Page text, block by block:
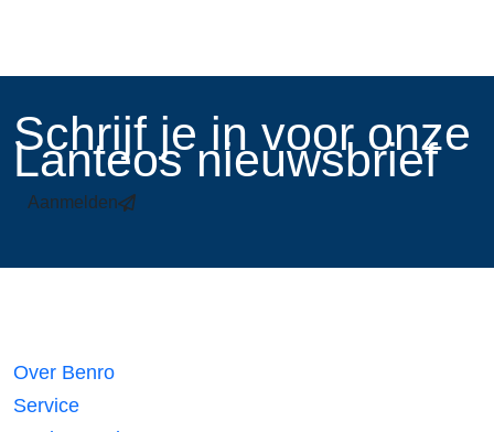
​Schrijf je in voor onze
Lanteos nieuwsbrief
Aanmelden
Over Benro
Service